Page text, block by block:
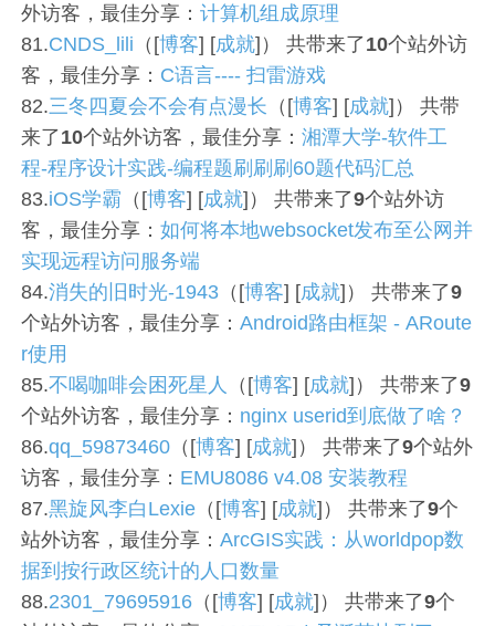
外访客，最佳分享：计算机组成原理
81.CNDS_lili （[博客] [成就]） 共带来了10个站外访
客，最佳分享： C语言---- 扫雷游戏
82.三冬四夏会不会有点漫长 （[博客] [成就]） 共带
来了10个站外访客，最佳分享：湘潭大学-软件工
程-程序设计实践-编程题刷刷刷60题代码汇总
83.iOS学霸 （[博客] [成就]） 共带来了9个站外访
客，最佳分享：如何将本地websocket发布至公网并
实现远程访问服务端
84.消失的旧时光-1943 （[博客] [成就]） 共带来了9
个站外访客，最佳分享：Android路由框架 - ARoute
r使用
85.不喝咖啡会困死星人 （[博客] [成就]） 共带来了9
个站外访客，最佳分享： nginx userid到底做了啥？
86.qq_59873460 （[博客] [成就]） 共带来了9个站外
访客，最佳分享： EMU8086 v4.08 安装教程
87.黑旋风李白Lexie （[博客] [成就]） 共带来了9个
站外访客，最佳分享：ArcGIS实践：从worldpop数
据到按行政区统计的人口数量
88.2301_79695916 （[博客] [成就]） 共带来了9个